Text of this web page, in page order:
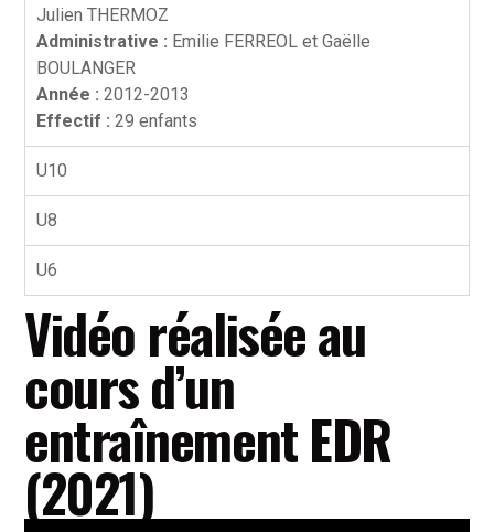
Julien THERMOZ
Administrative : Emilie FERREOL et Gaëlle
BOULANGER
Année : 2012-2013
Effectif : 29 enfants
U10
U8
U6
Vidéo réalisée au
cours d’un
entraînement EDR
(2021)